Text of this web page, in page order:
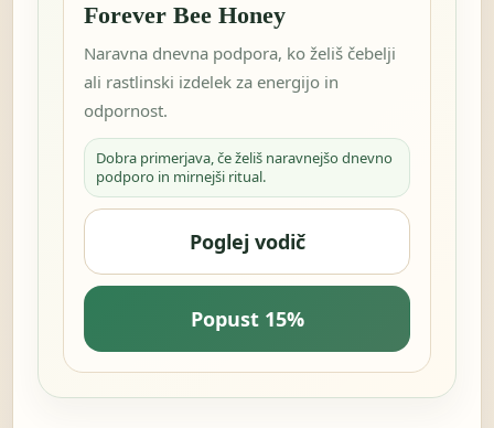
Forever Bee Honey
Naravna dnevna podpora, ko želiš čebelji
ali rastlinski izdelek za energijo in
odpornost.
Dobra primerjava, če želiš naravnejšo dnevno
podporo in mirnejši ritual.
Poglej vodič
Popust 15%